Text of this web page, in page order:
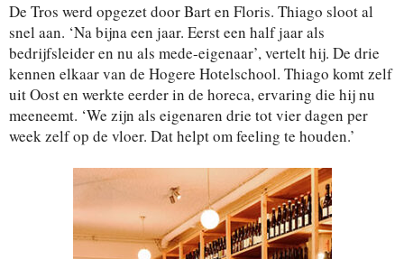
De Tros werd opgezet door Bart en Floris. Thiago sloot al
snel aan. ‘Na bijna een jaar. Eerst een half jaar als
bedrijfsleider en nu als mede-eigenaar’, vertelt hij. De drie
kennen elkaar van de Hogere Hotelschool. Thiago komt zelf
uit Oost en werkte eerder in de horeca, ervaring die hij nu
meeneemt. ‘We zijn als eigenaren drie tot vier dagen per
week zelf op de vloer. Dat helpt om feeling te houden.’